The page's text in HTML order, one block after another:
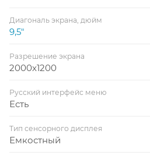
Диагональ экрана, дюйм
9,5"
Разрешение экрана
2000x1200
Русский интерфейс меню
Есть
Тип сенсорного дисплея
Емкостный